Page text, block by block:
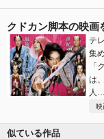
クドカン脚本の映画
テ
集
「
は
人…
映
似ている作品